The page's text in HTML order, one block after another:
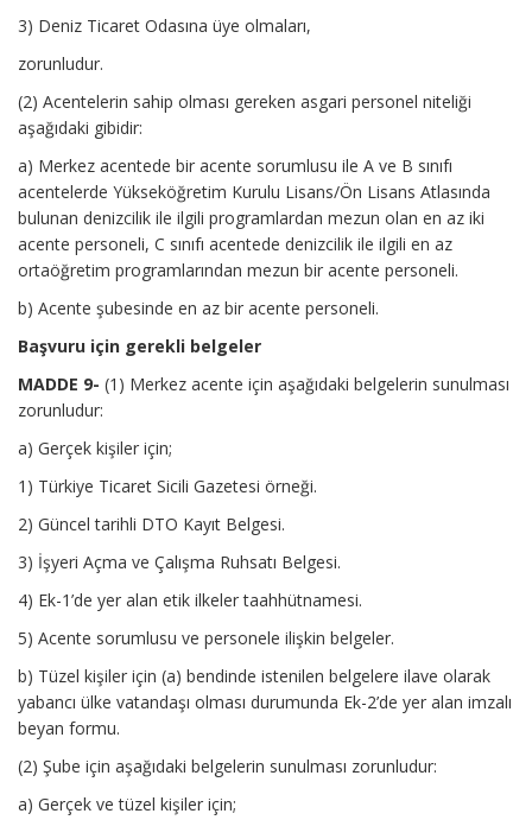
3) Deniz Ticaret Odasına üye olmaları,
zorunludur.
(2) Acentelerin sahip olması gereken asgari personel niteliği
aşağıdaki gibidir:
a) Merkez acentede bir acente sorumlusu ile A ve B sınıfı
acentelerde Yükseköğretim Kurulu Lisans/Ön Lisans Atlasında
bulunan denizcilik ile ilgili programlardan mezun olan en az iki
acente personeli, C sınıfı acentede denizcilik ile ilgili en az
ortaöğretim programlarından mezun bir acente personeli.
b) Acente şubesinde en az bir acente personeli.
Başvuru için gerekli belgeler
MADDE 9- (1) Merkez acente için aşağıdaki belgelerin sunulması
zorunludur:
a) Gerçek kişiler için;
1) Türkiye Ticaret Sicili Gazetesi örneği.
2) Güncel tarihli DTO Kayıt Belgesi.
3) İşyeri Açma ve Çalışma Ruhsatı Belgesi.
4) Ek-1’de yer alan etik ilkeler taahhütnamesi.
5) Acente sorumlusu ve personele ilişkin belgeler.
b) Tüzel kişiler için (a) bendinde istenilen belgelere ilave olarak
yabancı ülke vatandaşı olması durumunda Ek-2’de yer alan imzalı
beyan formu.
(2) Şube için aşağıdaki belgelerin sunulması zorunludur:
a) Gerçek ve tüzel kişiler için;